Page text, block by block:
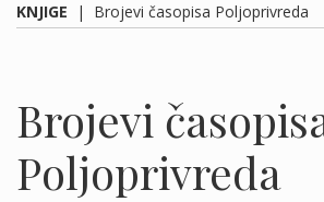
KNJIGE | Brojevi časopisa Poljoprivreda
Brojevi
Poljoprivreda